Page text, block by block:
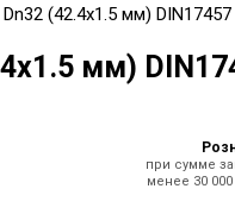
(42.4х1.5 мм)
мм)
при сумме
менее 30 000